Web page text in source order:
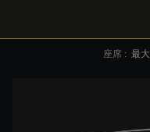
座席 : 最大